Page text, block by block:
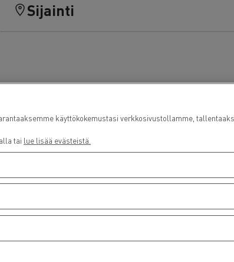
Sijainti
käyttökokemustasi verkkosivustollamme,
tai lue lisää evästeistä.